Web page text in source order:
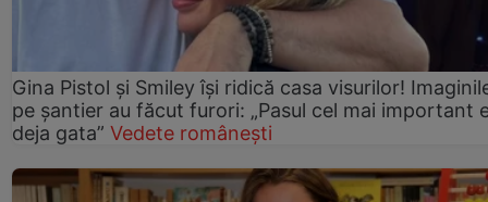
Gina Pistol și Smiley își ridică casa visurilor!
pe șantier au făcut furori: „Pasul cel mai important
deja gata” Vedete românești